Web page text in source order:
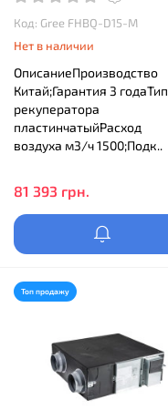
Код: Gree FHBQ-D15-M
Нет в наличии
ОписаниеПроизводство
Китай;Гарантия 3 годаТип
рекуператора
пластинчатыйРасход
воздуха м3/ч 1500;Подк..
81 393 грн.
Топ продажу